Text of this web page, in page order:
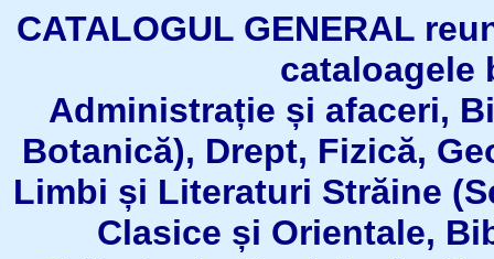
CATALOGUL GENERAL
Administrație și afaceri,
Botanică), Drept, Fizică,
Limbi și Literaturi Străine
Clasice și Orientale,